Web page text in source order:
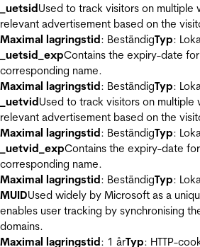
_uetsidUsed to track visitors on
relevant advertisement based on the
Maximal lagringstid: BeständigTyp:
_uetsid_expContains the expiry-date
corresponding name.
Maximal lagringstid: BeständigTyp:
_uetvidUsed to track visitors on
relevant advertisement based on the
Maximal lagringstid: BeständigTyp:
_uetvid_expContains the expiry-date
corresponding name.
Maximal lagringstid: BeständigTyp:
MUIDUsed widely by Microsoft as a
enables user tracking by synchronising
domains.
Maximal lagringstid: 1 årTyp: HTTP-